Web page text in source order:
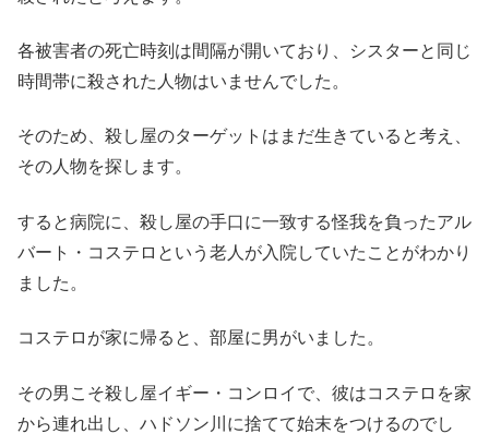
各被害者の死亡時刻は間隔が開いており、シスターと同じ
時間帯に殺された人物はいませんでした。
そのため、殺し屋のターゲットはまだ生きていると考え、
その人物を探します。
すると病院に、殺し屋の手口に一致する怪我を負ったアル
バート・コステロという老人が入院していたことがわかり
ました。
コステロが家に帰ると、部屋に男がいました。
その男こそ殺し屋イギー・コンロイで、彼はコステロを家
から連れ出し、ハドソン川に捨てて始末をつけるのでし